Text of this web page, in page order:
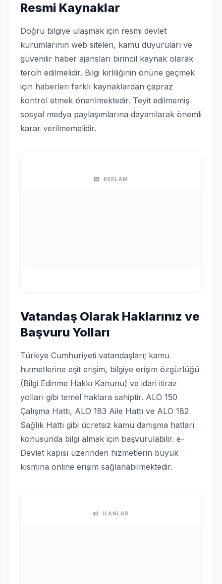
Resmi Kaynaklar
Doğru bilgiye ulaşmak için resmi devlet
kurumlarının web siteleri, kamu duyuruları ve
güvenilir haber ajansları birincil kaynak olarak
tercih edilmelidir. Bilgi kirliliğinin önüne geçmek
için haberleri farklı kaynaklardan çapraz
kontrol etmek önerilmektedir. Teyit edilmemiş
sosyal medya paylaşımlarına dayanılarak önemli
karar verilmemelidir.
REKLAM
Vatandaş Olarak Haklarınız ve
Başvuru Yolları
Türkiye Cumhuriyeti vatandaşları; kamu
hizmetlerine eşit erişim, bilgiye erişim özgürlüğü
(Bilgi Edinme Hakkı Kanunu) ve idari itiraz
yolları gibi temel haklara sahiptir. ALO 150
Çalışma Hattı, ALO 183 Aile Hattı ve ALO 182
Sağlık Hattı gibi ücretsiz kamu danışma hatları
konusunda bilgi almak için başvurulabilir. e-
Devlet kapısı üzerinden hizmetlerin büyük
kısmına online erişim sağlanabilmektedir.
İLANLAR